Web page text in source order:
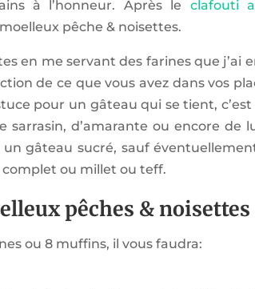
à l’honneur. Après le clafouti
pêche & noisettes.
en me servant des farines que j’ai
de ce que vous avez dans vos
pour un gâteau qui se tient, c’est
sarrasin, d’amarante ou encore de
gâteau sucré, sauf
ou millet ou teff.
pêches &
ou 8 muffins, il vous faudra: